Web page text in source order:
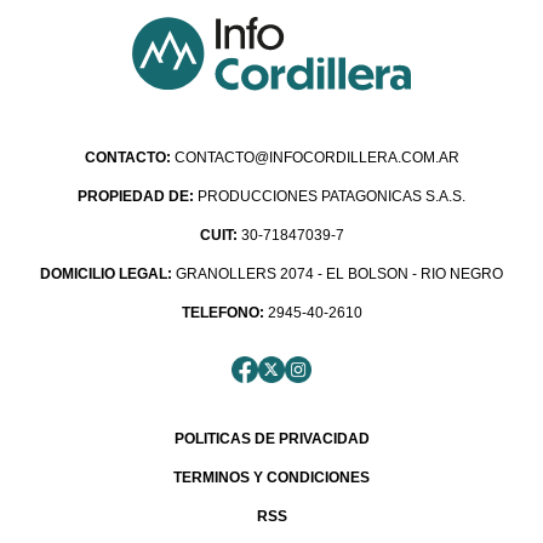
CONTACTO: CONTACTO@INFOCORDILLERA.COM.AR
PROPIEDAD DE: PRODUCCIONES PATAGONICAS S.A.S.
CUIT: 30-71847039-7
DOMICILIO LEGAL: GRANOLLERS 2074 - EL BOLSON - RIO NEGRO
TELEFONO: 2945-40-2610
POLITICAS DE PRIVACIDAD
TERMINOS Y CONDICIONES
RSS